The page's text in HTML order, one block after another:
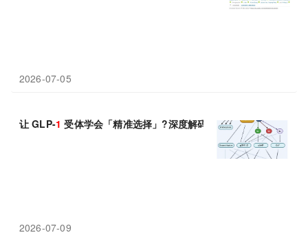
2026-07-05
让 GLP-1 受体学会「精准选择」?深度解码偏向型 GLP-1RA 激
2026-07-09